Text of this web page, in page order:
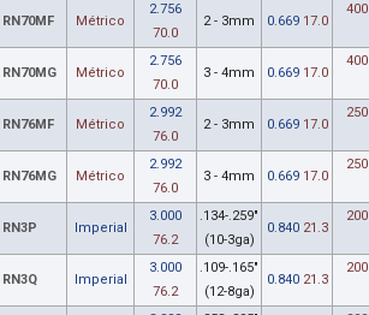
RN70MF Métrico
2.756
70.0
2 - 3mm 0.669 17.0
400
RN70MG Métrico
2.756
70.0
3 - 4mm 0.669 17.0
400
RN76MF Métrico
2.992
76.0
2 - 3mm 0.669 17.0
250
RN76MG Métrico
2.992
76.0
3 - 4mm 0.669 17.0
250
RN3P Imperial
3.000
76.2
.134-.259"
(10-3ga)
0.840 21.3
200
RN3Q Imperial
3.000
76.2
.109-.165"
(12-8ga)
0.840 21.3
200